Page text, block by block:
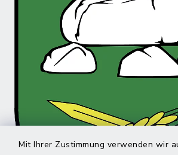
Mit Ihrer Zustimmung verwenden wir